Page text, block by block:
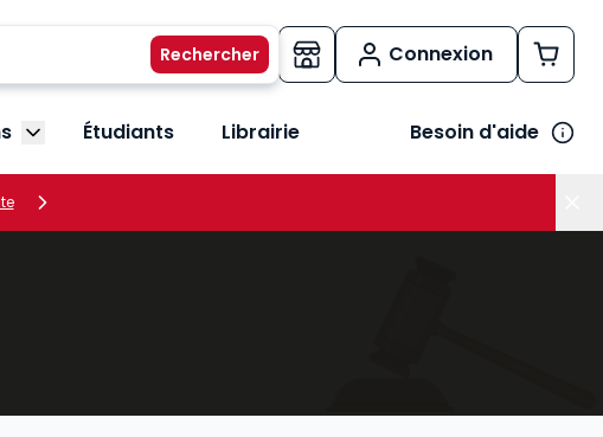
Connexion
Vos métiers
Afficher le sous-menu Vos besoins
Étudiants Librairie Besoin d'aide